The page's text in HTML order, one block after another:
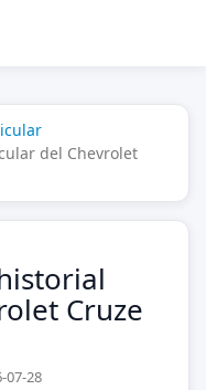
del Chevrolet
Cruze
07-28